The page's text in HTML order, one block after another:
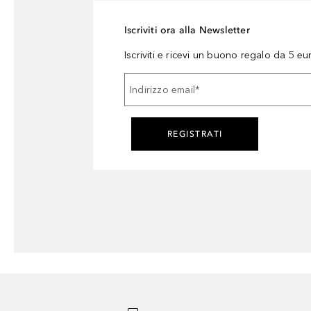
Iscriviti ora alla Newsletter
Iscriviti e ricevi un buono regalo da 5
Indirizzo email *
REGISTRATI